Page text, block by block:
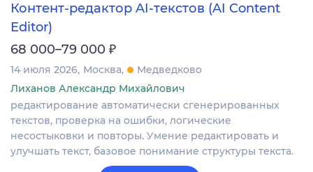
Контент-редактор AI-текстов (AI Content
Editor)
68 000–79 000 ₽
14 июля 2026 Москва
Медведково
Лиханов Александр Михайлович
редактирование автоматически сгенерированных
текстов, проверка на ошибки, логические
несостыковки и повторы. Умение редактировать и
улучшать текст, базовое понимание структуры текста.